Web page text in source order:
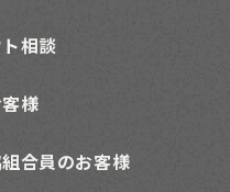
相談
様
合員のお客様